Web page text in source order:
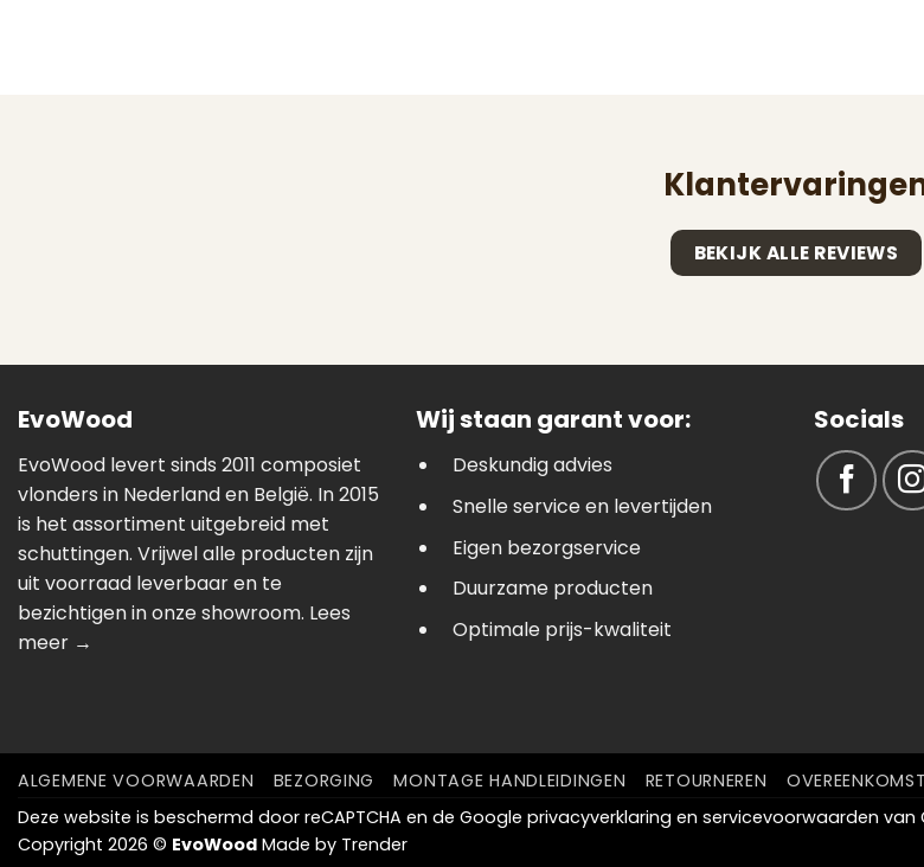
BEKIJK ALLE REVIEWS
EvoWood
EvoWood levert sinds 2011 composiet
vlonders in Nederland en België. In 2015
is het assortiment uitgebreid met
schuttingen. Vrijwel alle producten zijn
uit voorraad leverbaar en te
bezichtigen in onze showroom. Lees
meer →
Wij staan garant voor:
Deskundig advies
Snelle service en levertijden
Eigen bezorgservice
Duurzame producten
Optimale prijs-kwaliteit
Socials
ALGEMENE VOORWAARDEN BEZORGING MONTAGE HANDLEIDINGEN RETOURNEREN
Deze website is beschermd door reCAPTCHA en de Google privacyverklaring en servicevoorwaarden van
Copyright 2026 © EvoWood Made by Trender